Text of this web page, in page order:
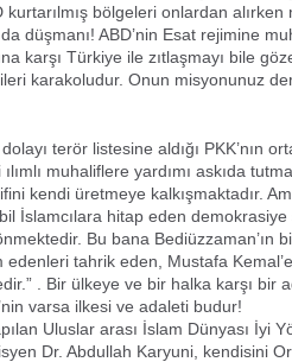
bölgeleri onlardan
düşmanı! ABD’nin Esat rejimine
karşı Türkiye ile zıtlaşmayı bile
karakoludur. Onun misyonunuz
terör listesine aldığı PKK’nın
muhaliflere yardımı askıda
kendi üretmeye kalkışmaktadır.
İslamcılara hitap eden demokrasiye
Bu bana Bediüzzaman’ın
tahrik eden, Mustafa
. Bir ülkeye ve bir halka karşı bir
varsa ilkesi ve adaleti budur!
Uluslar arası İslam Dünyası İyi
Dr. Abdullah Karyuni, kendisini